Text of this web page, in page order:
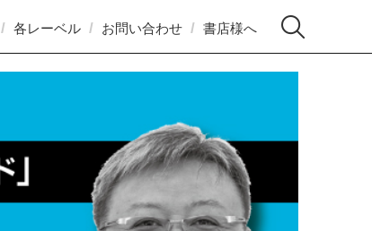
各レーベル お問い合わせ 書店様へ